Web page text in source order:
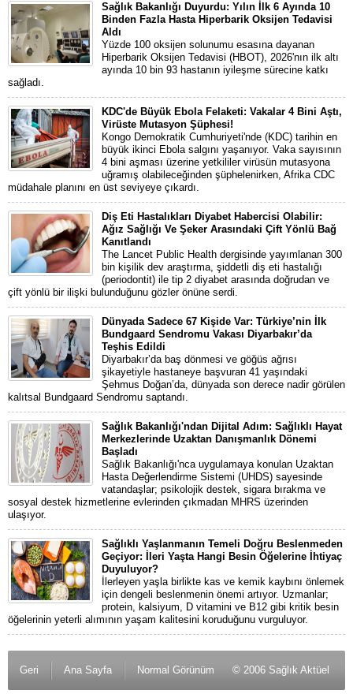
Sağlık Bakanlığı Duyurdu: Yılın İlk 6 Ayında 10
Binden Fazla Hasta Hiperbarik Oksijen Tedavisi
Aldı
Yüzde 100 oksijen solunumu esasına dayanan
Hiperbarik Oksijen Tedavisi (HBOT), 2026'nın ilk altı
ayında 10 bin 93 hastanın iyileşme sürecine katkı
sağladı.
KDC'de Büyük Ebola Felaketi: Vakalar 4 Bini Aştı,
Virüste Mutasyon Şüphesi!
Kongo Demokratik Cumhuriyeti'nde (KDC) tarihin en
büyük ikinci Ebola salgını yaşanıyor. Vaka sayısının
4 bini aşması üzerine yetkililer virüsün mutasyona
uğramış olabileceğinden şüphelenirken, Afrika CDC
müdahale planını en üst seviyeye çıkardı.
Diş Eti Hastalıkları Diyabet Habercisi Olabilir:
Ağız Sağlığı Ve Şeker Arasındaki Çift Yönlü Bağ
Kanıtlandı
The Lancet Public Health dergisinde yayımlanan 300
bin kişilik dev araştırma, şiddetli diş eti hastalığı
(periodontit) ile tip 2 diyabet arasında doğrudan ve
çift yönlü bir ilişki bulunduğunu gözler önüne serdi.
Dünyada Sadece 67 Kişide Var: Türkiye’nin İlk
Bundgaard Sendromu Vakası Diyarbakır’da
Teşhis Edildi
Diyarbakır’da baş dönmesi ve göğüs ağrısı
şikayetiyle hastaneye başvuran 41 yaşındaki
Şehmus Doğan’da, dünyada son derece nadir görülen
kalıtsal Bundgaard Sendromu saptandı.
Sağlık Bakanlığı'ndan Dijital Adım: Sağlıklı Hayat
Merkezlerinde Uzaktan Danışmanlık Dönemi
Başladı
Sağlık Bakanlığı'nca uygulamaya konulan Uzaktan
Hasta Değerlendirme Sistemi (UHDS) sayesinde
vatandaşlar; psikolojik destek, sigara bırakma ve
sosyal destek hizmetlerine evlerinden çıkmadan MHRS üzerinden
ulaşıyor.
Sağlıklı Yaşlanmanın Temeli Doğru Beslenmeden
Geçiyor: İleri Yaşta Hangi Besin Öğelerine İhtiyaç
Duyuluyor?
İlerleyen yaşla birlikte kas ve kemik kaybını önlemek
için dengeli beslenmenin önemi artıyor. Uzmanlar;
protein, kalsiyum, D vitamini ve B12 gibi kritik besin
öğelerinin yeterli alımının yaşam kalitesini koruduğunu vurguluyor.
Geri Ana Sayfa Normal Görünüm © 2006 Sağlık Aktüel